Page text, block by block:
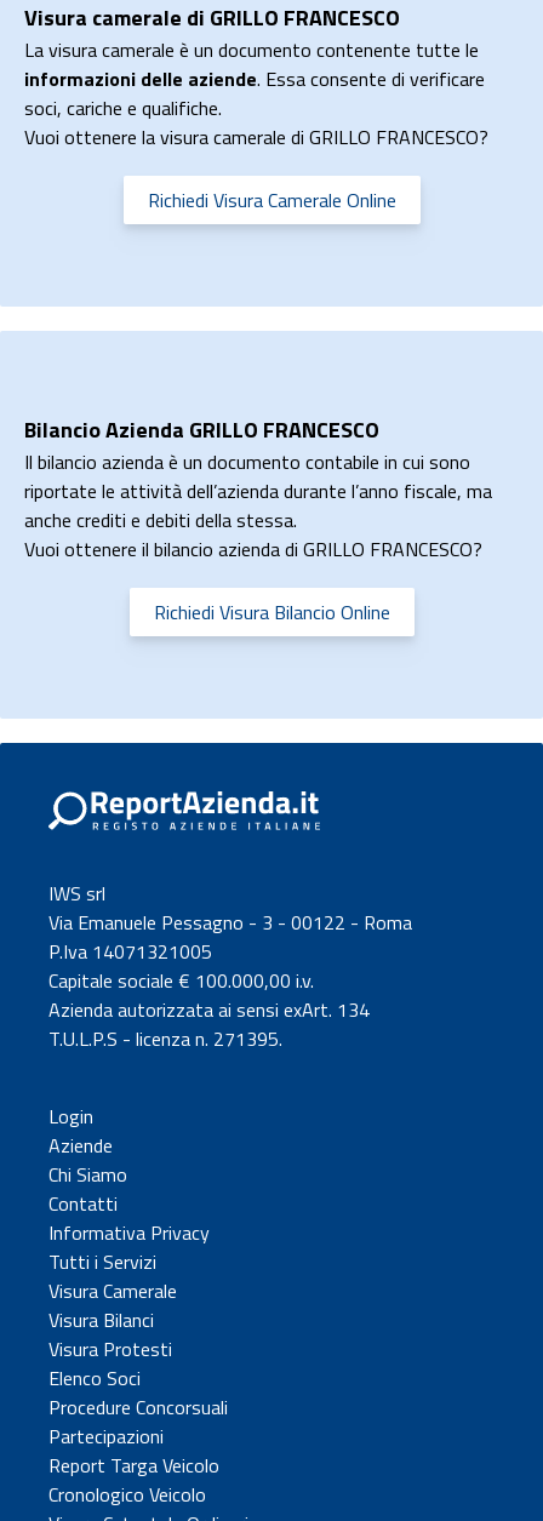
Visura camerale di GRILLO FRANCESCO
La visura camerale è un documento contenente tutte le
informazioni delle aziende. Essa consente di verificare
soci, cariche e qualifiche.
Vuoi ottenere la visura camerale di GRILLO FRANCESCO?
Richiedi Visura Camerale Online
Bilancio Azienda GRILLO FRANCESCO
Il bilancio azienda è un documento contabile in cui sono
riportate le attività dell’azienda durante l’anno fiscale, ma
anche crediti e debiti della stessa.
Vuoi ottenere il bilancio azienda di GRILLO FRANCESCO?
Richiedi Visura Bilancio Online
IWS srl
Via Emanuele Pessagno - 3 - 00122 - Roma
P.Iva 14071321005
Capitale sociale € 100.000,00 i.v.
Azienda autorizzata ai sensi exArt. 134
T.U.L.P.S - licenza n. 271395.
Login
Aziende
Chi Siamo
Contatti
Informativa Privacy
Tutti i Servizi
Visura Camerale
Visura Bilanci
Visura Protesti
Elenco Soci
Procedure Concorsuali
Partecipazioni
Report Targa Veicolo
Cronologico Veicolo